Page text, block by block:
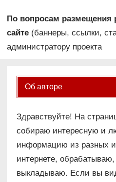
По вопросам размещения
сайте(баннеры, ссылки,
администратору проекта
Об авторе
Здравствуйте! На
собираю интересную и
информацию из разных
интернете,
выкладываю. Если вы